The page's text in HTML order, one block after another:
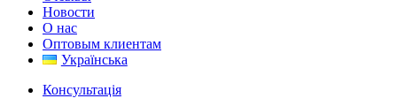
Новости
О нас
Оптовым клиентам
Українська
Консультація